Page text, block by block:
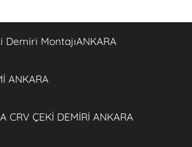
Demiri MontajıANKARA
ANKARA
CRV ÇEKİ DEMİRİ ANKARA